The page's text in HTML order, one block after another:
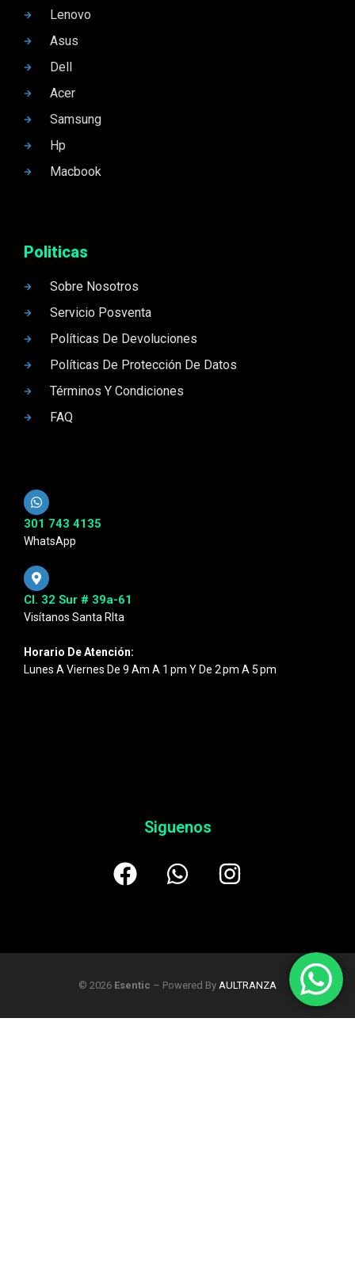
Lenovo
Asus
Dell
Acer
Samsung
Hp
Macbook
Politicas
Sobre Nosotros
Servicio Posventa
Políticas De Devoluciones
Políticas De Protección De Datos
Términos Y Condiciones
FAQ
301 743 4135
WhatsApp
Cl. 32 Sur # 39a-61
Visítanos Santa RIta
Horario De Atención:
Lunes A Viernes De 9 Am A 1 Pm Y De 2 Pm A 5 Pm
Siguenos
© 2026 Esentic – Powered By AULTRANZA